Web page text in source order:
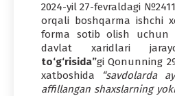
2024-yil 27-fevraldagi
orqali boshqarma ishchi
forma sotib olish uchun
davlat xaridlari
to‘g‘risida”gi Qonunning
xatboshida “savdolarda
affillangan shaxslarning